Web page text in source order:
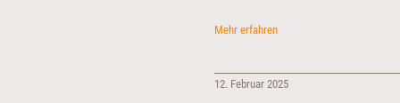
Mehr erfahrenSpendenübergabe
Feuerwehrhelden!
12. Februar 2025